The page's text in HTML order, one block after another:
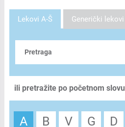
Lekovi A-Š Generički lekovi
ili pretražite po početnom slovu
A B V G D